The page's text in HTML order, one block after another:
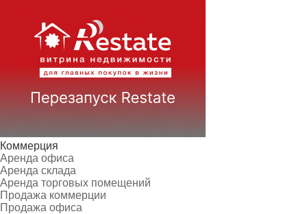
Коммерция
Аренда офиса
Аренда склада
Аренда торговых помещений
Продажа коммерции
Продажа офиса